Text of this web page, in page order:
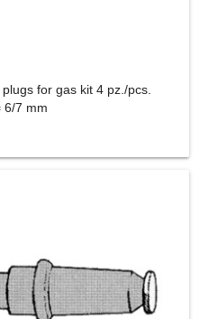
for gas kit 4 pz./pcs.
6/7 mm